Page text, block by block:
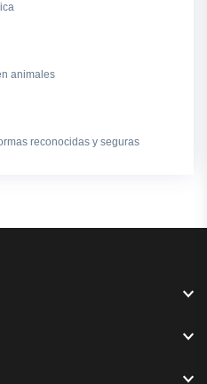
animales
reconocidas y seguras